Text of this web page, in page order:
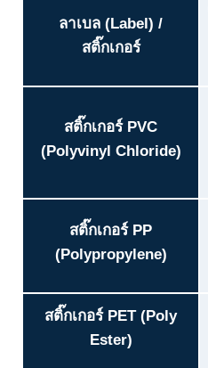
ลาเบล (Label) /
สติ๊กเกอร์
สติ๊กเกอร์ PVC
(Polyvinyl Chloride)
สติ๊กเกอร์ PP
(Polypropylene)
สติ๊กเกอร์ PET (Poly
Ester)